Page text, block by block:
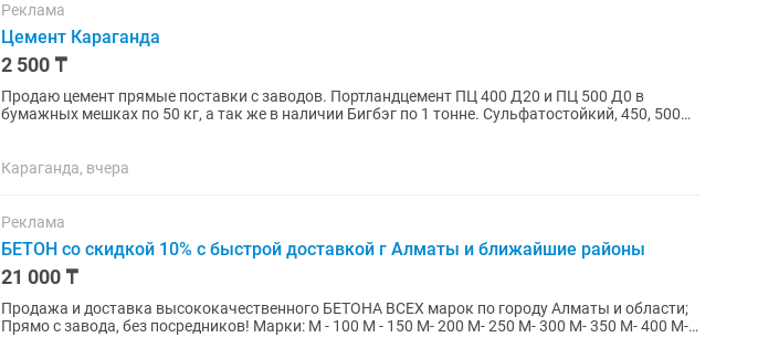
Реклама
Цемент Караганда
2 500 ₸
Продаю цемент прямые поставки с заводов. Портландцемент ПЦ 400 Д20 и ПЦ 500 Д0 в
бумажных мешках по 50 кг, а так же в наличии Бигбэг по 1 тонне. Сульфатостойкий, 450, 500
Караганда, вчера
Реклама
БЕТОН со скидкой 10% с быстрой доставкой г Алматы и ближайшие районы
21 000 ₸
Продажа и доставка высококачественного БЕТОНА ВСЕХ марок по городу Алматы и области;
Прямо с завода, без посредников! Марки: М - 100 М - 150 М- 200 М- 250 М- 300 М- 350 М- 400 М-